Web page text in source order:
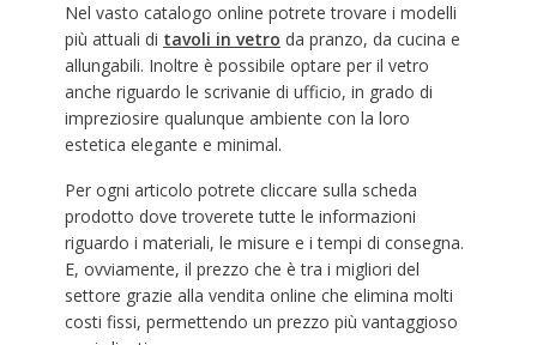
Nel vasto catalogo online potrete trovare i modelli
più attuali di tavoli in vetro da pranzo, da cucina e
allungabili. Inoltre è possibile optare per il vetro
anche riguardo le scrivanie di ufficio, in grado di
impreziosire qualunque ambiente con la loro
estetica elegante e minimal.
Per ogni articolo potrete cliccare sulla scheda
prodotto dove troverete tutte le informazioni
riguardo i materiali, le misure e i tempi di consegna.
E, ovviamente, il prezzo che è tra i migliori del
settore grazie alla vendita online che elimina molti
costi fissi, permettendo un prezzo più vantaggioso